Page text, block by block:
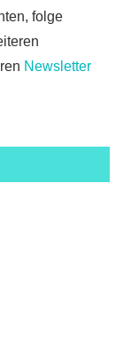
folge
Newsletter